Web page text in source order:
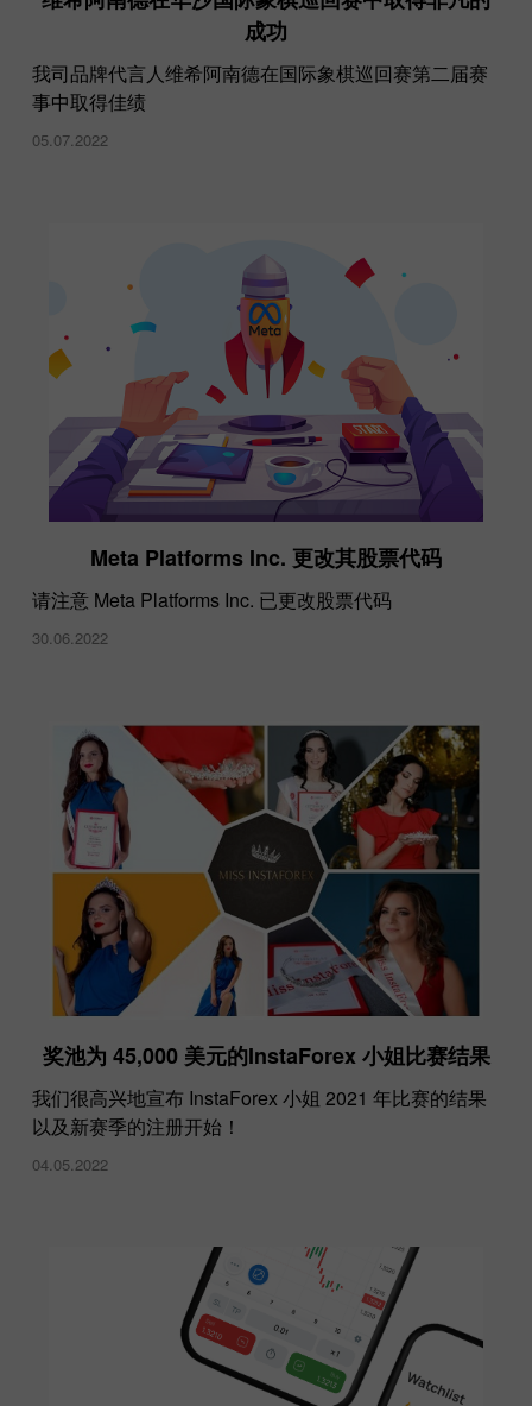
让我们欢迎尤利娅·叶菲莫娃成为 InstaForex 品牌
大使
21.07.2021
成功
我司品牌代言人维希阿南德在国际象棋巡回赛第二届赛
事中取得佳绩
05.07.2022
Meta Platforms Inc. 更改其股票代码
请注意 Meta Platforms Inc. 已更改股票代码
30.06.2022
奖池为 45,000 美元的InstaForex 小姐比赛结果
我们很高兴地宣布 InstaForex 小姐 2021 年比赛的结果
以及新赛季的注册开始！
04.05.2022